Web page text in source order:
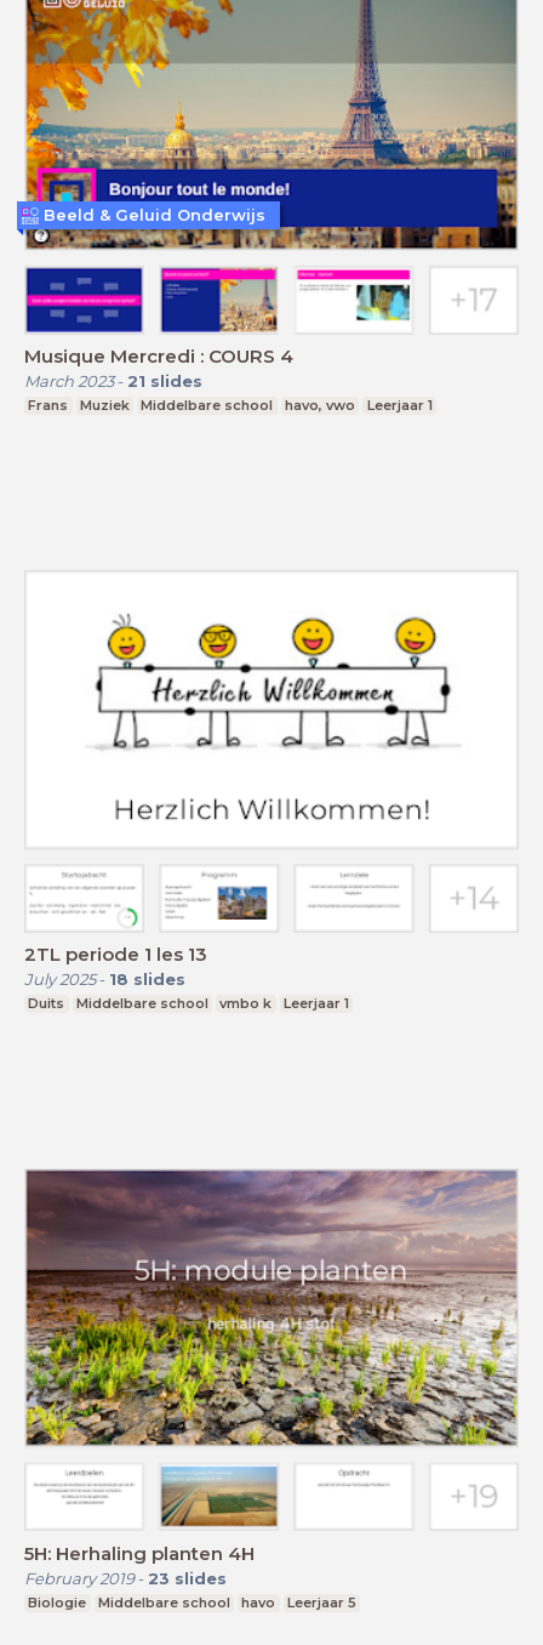
Musique Mercredi : COURS 4
March 2023- 21 slides
Frans Muziek Middelbare school havo, vwo Leerjaar 1
Beeld & Geluid Onderwijs
2TL periode 1 les 13
July 2025- 18 slides
Duits Middelbare school vmbo k Leerjaar 1
5H: Herhaling planten 4H
February 2019- 23 slides
Biologie Middelbare school havo Leerjaar 5